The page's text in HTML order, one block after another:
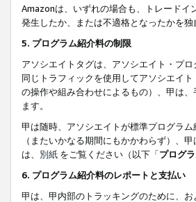
Amazonは、いずれの場合も、トレード
発生したか、または不適格となったかを独
5. プログラム紹介料の制限
アソシエイトタグは、アソシエイト・プ
同じトラフィックを使用してアソシエイ
の操作や組み合わせによるもの）、甲は
ます。
甲は随時、アソシエイトが標準プログラ
（またいかなる期間にもかかわらず）、
は、 別紙 をご覧ください（以下「プログ
6. プログラム紹介料のレポートと支払い
甲は、甲内部のトラッキングのために、